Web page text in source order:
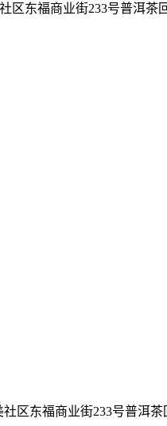
区东福商业街233号普洱茶
区东福商业街233号普洱茶